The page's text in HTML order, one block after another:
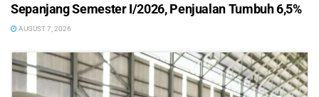
Sepanjang Semester I/2026, Penjualan Tumbuh 6,5%
AUGUST 7, 2026